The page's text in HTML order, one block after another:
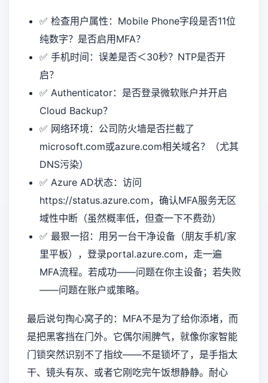
✅ 检查用户属性：Mobile Phone字段是否11位
纯数字？是否启用MFA？
✅ 手机时间：误差是否＜30秒？NTP是否开
启？
✅ Authenticator：是否登录微软账户并开启
Cloud Backup？
✅ 网络环境：公司防火墙是否拦截了
microsoft.com或azure.com相关域名？（尤其
DNS污染）
✅ Azure AD状态：访问
https://status.azure.com，确认MFA服务无区
域性中断（虽然概率低，但查一下不费劲）
✅ 最狠一招：用另一台干净设备（朋友手机/家
里平板），登录portal.azure.com，走一遍
MFA流程。若成功——问题在你主设备；若失败
——问题在账户或策略。
最后说句掏心窝子的：MFA不是为了给你添堵，而
是把黑客挡在门外。它偶尔闹脾气，就像你家智能
门锁突然识别不了指纹——不是锁坏了，是手指太
干、镜头有灰、或者它刚吃完午饭想静静。耐心